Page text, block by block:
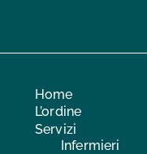
Home
L’ordine
Servizi
Infermieri